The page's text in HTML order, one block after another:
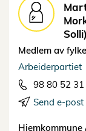
Solli)
Medlem av
Arbeiderpartiet
98 80 52 31
Send e-post
Hjemkommune